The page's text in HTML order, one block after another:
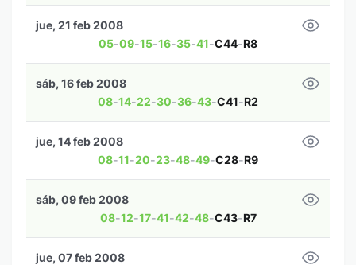
05-09-15-16-35-41-C44-R8
jue, 21 feb 2008
08-14-22-30-36-43-C41-R2
sáb, 16 feb 2008
08-11-20-23-48-49-C28-R9
jue, 14 feb 2008
08-12-17-41-42-48-C43-R7
sáb, 09 feb 2008
jue, 07 feb 2008